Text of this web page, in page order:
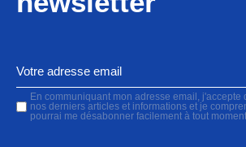
En communiquant mon adresse email, j'accepte
nos derniers articles et informations et je
pourrai me désabonner facilement à tout moment